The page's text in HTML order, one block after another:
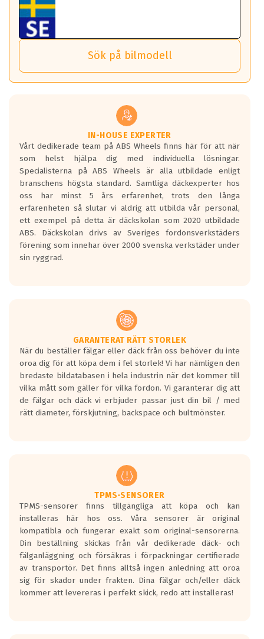
ABS 360 gör det möjligt för dig att ta med fälgarna till din
nästa bil.
Det sparar dig tid och pengar.
*PCD står för pitch circle diameter / Bultmönster.
Tillbehören är av högsta kvalitet och är kompatibla med
ABS Wheels fälgar.
Viktigt att Bult respektive mutter är av storlek (17mm hylsa
Genom att du anger ditt registreringsnummer kan vi matcha
och garantera att tillbehören passar till 100%
vid åtdragning av hjulbultarna.
behöver tänka på.
Sensorn sitter inne i hjulet och skickar signaler om lufttryck
och temperatur till din instrumentpanel.
TPMS gör det enkelt att ha koll på att dina däck håller rätt
tryck. Skulle du tappa tryck i något däck varnar TPMS dig
om detta.
helt kort att du som förare alltid ska ha koll på lufttrycket i
Samtliga ABS Wheels fälgar är kompatibla med TPMS
sensorer.
Sök på bilmodell
IN-HOUSE EXPERTER
Vårt dedikerade team på ABS Wheels finns här för att när
som helst hjälpa dig med individuella lösningar.
Specialisterna på ABS Wheels är alla utbildade enligt
branschens högsta standard. Samtliga däckexperter hos
oss har minst 5 års erfarenhet, trots den långa
erfarenheten så slutar vi aldrig att utbilda vår personal,
ett exempel på detta är däckskolan som 2020 utbildade
ABS. Däckskolan drivs av Sveriges fordonsverkstäders
förening som innehar över 2000 svenska verkstäder under
sin ryggrad.
GARANTERAT RÄTT STORLEK
När du beställer fälgar eller däck från oss behöver du inte
oroa dig för att köpa dem i fel storlek! Vi har nämligen den
bredaste bildatabasen i hela industrin när det kommer till
vilka mått som gäller för vilka fordon. Vi garanterar dig att
de fälgar och däck vi erbjuder passar just din bil / med
rätt diameter, förskjutning, backspace och bultmönster.
TPMS-SENSORER
TPMS-sensorer finns tillgängliga att köpa och kan
installeras här hos oss. Våra sensorer är original
kompatibla och fungerar exakt som original-sensorerna.
Din beställning skickas från vår dedikerade däck- och
fälganläggning och försäkras i förpackningar certifierade
av transportör. Det finns alltså ingen anledning att oroa
sig för skador under frakten. Dina fälgar och/eller däck
kommer att levereras i perfekt skick, redo att installeras!